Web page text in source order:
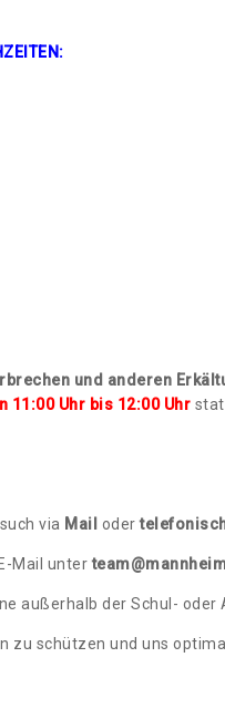
und anderen
11:00 Uhr bis 12:00 Uhr
via Mail oder
Mail unter
außerhalb der Schul- oder
schützen und uns